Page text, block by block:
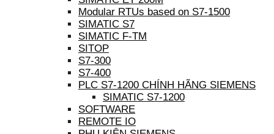
Modular RTUs based on S7-1500
SIMATIC S7
SIMATIC F-TM
SITOP
S7-300
S7-400
PLC S7-1200 CHÍNH HÃNG SIEMENS
SIMATIC S7-1200
SOFTWARE
REMOTE IO